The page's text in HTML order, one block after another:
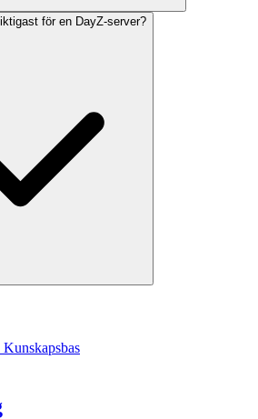
för en DayZ-server?
Kunskapsbas